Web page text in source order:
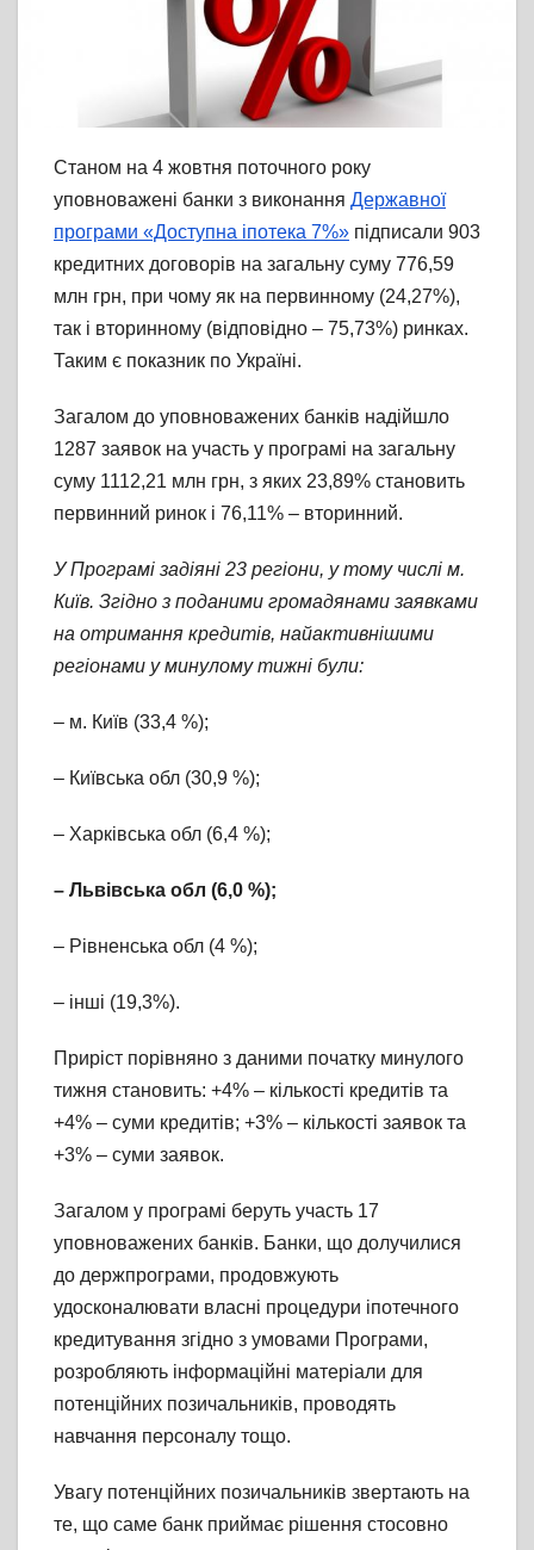
Станом на 4 жовтня поточного року
уповноважені банки з виконання Державної
програми «Доступна іпотека 7%» підписали 903
кредитних договорів на загальну суму 776,59
млн грн, при чому як на первинному (24,27%),
так і вторинному (відповідно – 75,73%) ринках.
Таким є показник по Україні.
Загалом до уповноважених банків надійшло
1287 заявок на участь у програмі на загальну
суму 1112,21 млн грн, з яких 23,89% становить
первинний ринок і 76,11% – вторинний.
У Програмі задіяні 23 регіони, у тому числі м.
Київ. Згідно з поданими громадянами заявками
на отримання кредитів, найактивнішими
регіонами у минулому тижні були:
– м. Київ (33,4 %);
– Київська обл (30,9 %);
– Харківська обл (6,4 %);
– Львівська обл (6,0 %);
– Рівненська обл (4 %);
– інші (19,3%).
Приріст порівняно з даними початку минулого
тижня становить: +4% – кількості кредитів та
+4% – суми кредитів; +3% – кількості заявок та
+3% – суми заявок.
Загалом у програмі беруть участь 17
уповноважених банків. Банки, що долучилися
до держпрограми, продовжують
удосконалювати власні процедури іпотечного
кредитування згідно з умовами Програми,
розробляють інформаційні матеріали для
потенційних позичальників, проводять
навчання персоналу тощо.
Увагу потенційних позичальників звертають на
те, що саме банк приймає рішення стосовно